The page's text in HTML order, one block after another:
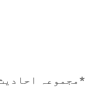
*مجموعہ